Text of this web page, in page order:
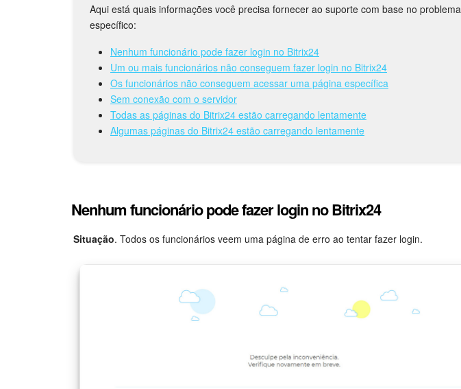
Aqui está quais informações você precisa fornecer ao suporte com base no problema
específico:
Nenhum funcionário pode fazer login no Bitrix24
Um ou mais funcionários não conseguem fazer login no Bitrix24
Os funcionários não conseguem acessar uma página específica
Sem conexão com o servidor
Todas as páginas do Bitrix24 estão carregando lentamente
Algumas páginas do Bitrix24 estão carregando lentamente
Nenhum funcionário pode fazer login no Bitrix24
Situação. Todos os funcionários veem uma página de erro ao tentar fazer login.